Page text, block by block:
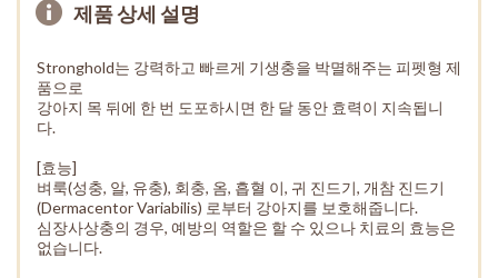
제품 상세 설명
Stronghold는 강력하고 빠르게 기생충을 박멸해주는 피펫형 제
품으로
강아지 목 뒤에 한 번 도포하시면 한 달 동안 효력이 지속됩니
다.
[효능]
벼룩(성충, 알, 유충), 회충, 옴, 흡혈 이, 귀 진드기, 개참 진드기
(Dermacentor Variabilis) 로부터 강아지를 보호해줍니다.
심장사상충의 경우, 예방의 역할은 할 수 있으나 치료의 효능은
없습니다.